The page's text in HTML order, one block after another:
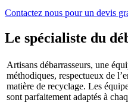
Contactez nous pour un devis
Le spécialiste du
Artisans débarrasseurs, une
méthodiques, respectueux de
matière de recyclage. Les
sont parfaitement adaptés à